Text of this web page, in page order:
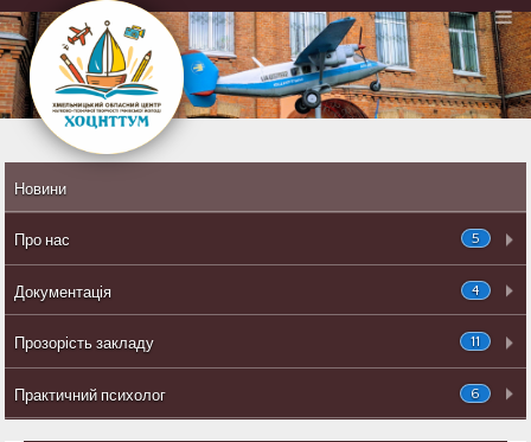
Новини
5
Про нас
4
Документація
11
Прозорість закладу
6
Практичний психолог